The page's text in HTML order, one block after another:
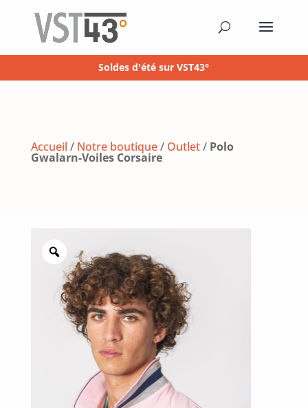
Soldes d'été sur VST43°
Accueil / Notre boutique/ Outlet/ Polo
Gwalarn-Voiles Corsaire